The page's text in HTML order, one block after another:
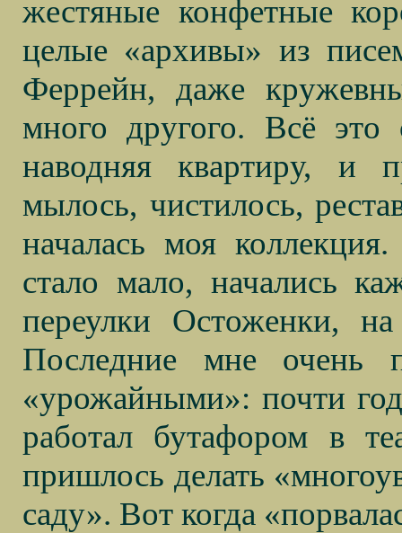
жестяные конфетные
целые «архивы» из
Феррейн, даже
много другого. Всё это
наводняя квартиру, и
мылось, чистилось,
началась моя
стало мало, начались
переулки Остоженки,
Последние мне очень
«урожайными»: почти
работал бутафором в
пришлось делать
саду». Вот когда